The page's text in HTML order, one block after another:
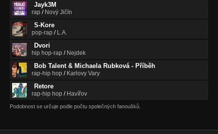
Jayk3M
rap / Nový Jičín
S-Kore
pop-rap / L.A.
Dvori
hip hop-rap / Nejdek
Bob Talent & Michaela Rubková - Příběh
rap-hip hop / Karlovy Vary
Retore
rap-hip hop / Havířov
Podobnost se určuje podle počtu společných fanoušků.